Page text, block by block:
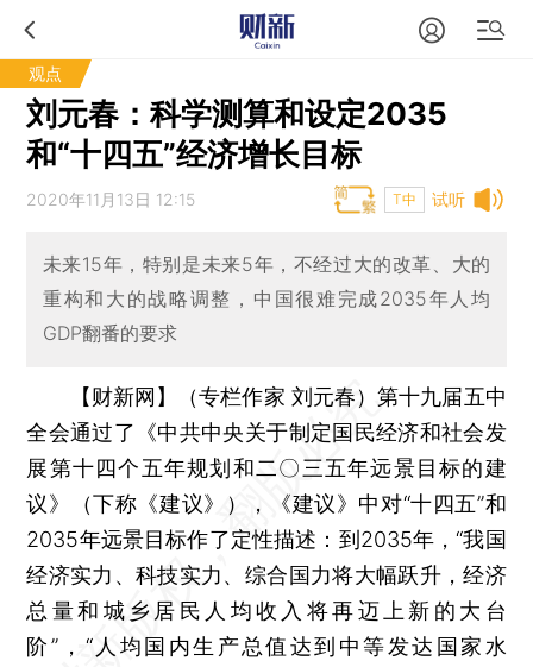
观点
刘元春：科学测算和设定2035
和“十四五”经济增长目标
试听
2020年11月13日 12:15 T中
未来15年，特别是未来5年，不经过大的改革、大的
重构和大的战略调整，中国很难完成2035年人均
GDP翻番的要求
【财新网】（专栏作家 刘元春）第十九届五中
全会通过了《中共中央关于制定国民经济和社会发
展第十四个五年规划和二〇三五年远景目标的建
议》（下称《建议》），《建议》中对“十四五”和
2035年远景目标作了定性描述：到2035年，“我国
经济实力、科技实力、综合国力将大幅跃升，经济
总量和城乡居民人均收入将再迈上新的大台
阶”，“人均国内生产总值达到中等发达国家水